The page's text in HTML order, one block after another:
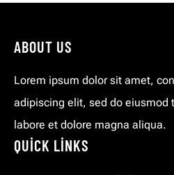
ABOUT US
Lorem ipsum dolor sit amet,
adipiscing elit, sed do eiusmod
labore et dolore magna aliqua.
QUICK LINKS